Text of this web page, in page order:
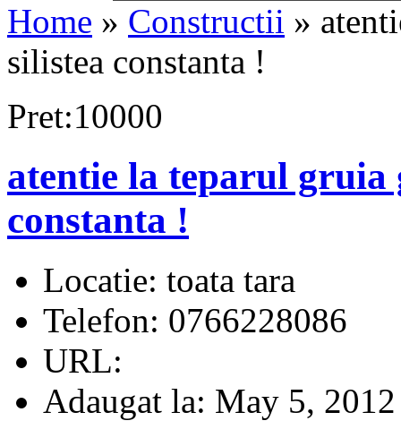
Home » Constructii »
silistea constanta !
Pret:10000
atentie la teparul gruia
constanta !
Locatie: toata tara
Telefon: 0766228086
URL:
Adaugat la: May 5,